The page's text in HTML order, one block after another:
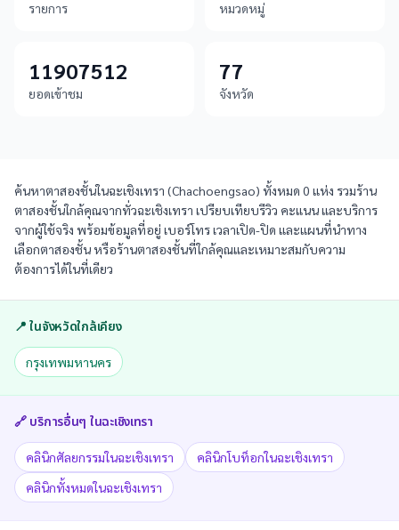
รายการ หมวดหมู่
11907512
ยอดเข้าชม
77
จังหวัด
ค้นหาตาสองชั้นในฉะเชิงเทรา (Chachoengsao) ทั้งหมด 0 แห่ง รวมร้าน
ตาสองชั้นใกล้คุณจากทั่วฉะเชิงเทรา เปรียบเทียบรีวิว คะแนน และบริการ
จากผู้ใช้จริง พร้อมข้อมูลที่อยู่ เบอร์โทร เวลาเปิด-ปิด และแผนที่นำทาง
เลือกตาสองชั้น หรือร้านตาสองชั้นที่ใกล้คุณและเหมาะสมกับความ
ต้องการได้ในที่เดียว
📍 ในจังหวัดใกล้เคียง
กรุงเทพมหานคร
🔗 บริการอื่นๆ ในฉะเชิงเทรา
คลินิกศัลยกรรมในฉะเชิงเทรา
คลินิกโบท็อกในฉะเชิงเทรา
คลินิกทั้งหมดในฉะเชิงเทรา